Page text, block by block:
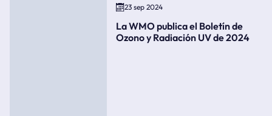
23 sep 2024
La WMO publica el Boletín de
Ozono y Radiación UV de 2024